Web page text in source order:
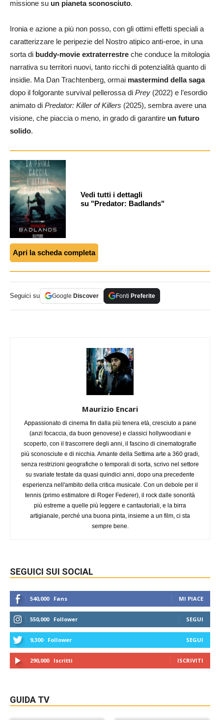
missione su un pianeta sconosciuto.
Ironia e azione a più non posso, con gli ottimi effetti speciali a
caratterizzare le peripezie del Nostro atipico anti-eroe, in una
sorta di buddy-movie extraterrestre che conduce la mitologia
narrativa su territori nuovi, tanto ricchi di potenzialità quanto di
insidie. Ma Dan Trachtenberg, ormai mastermind della saga
dopo il folgorante survival pellerossa di Prey (2022) e l’esordio
animato di Predator: Killer of Killers (2025), sembra avere una
visione, che piaccia o meno, in grado di garantire un futuro
solido.
Vedi tutti i dettagli
su "Predator: Badlands"
Apri la scheda completa
Seguici su Google Discover Fonti Preferite
Maurizio Encari
Appassionato di cinema fin dalla più tenera età, cresciuto a pane
(anzi focaccia, da buon genovese) e classici hollywoodiani e
scoperto, con il trascorrere degli anni, il fascino di cinematografie
più sconosciute e di nicchia. Amante della Settima arte a 360 gradi,
senza restrizioni geografiche o temporali di sorta, scrivo nel settore
su svariate testate da quasi quindici anni, dopo una precedente
esperienza nell'ambito della critica musicale. Con un debole per il
tennis (primo estimatore di Roger Federer), il rock dalle sonorità
più estreme a quelle più leggere e cantautoriali, e la birra
artigianale, perché una buona pinta, insieme a un film, ci sta
sempre bene.
SEGUICI SUI SOCIAL
540,000 Fans MI PIACE
550,000 Follower SEGUI
9,300 Follower SEGUI
290,000 Iscritti ISCRIVITI
GUIDA TV